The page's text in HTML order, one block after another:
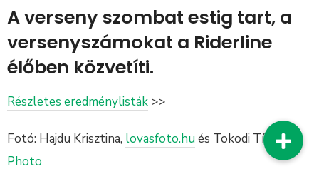
A verseny szombat estig tart, a
versenyszámokat a Riderline
élőben közvetíti.
Részletes eredménylisták >>
Fotó: Hajdu Krisztina, lovasfoto.hués Tokodi Tícia,Tic
Photo